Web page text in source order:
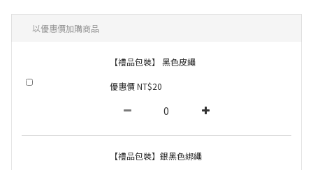
以優惠價加購商品
【禮品包裝】 黑色皮繩
優惠價 NT$20
【禮品包裝】銀黑色綁繩